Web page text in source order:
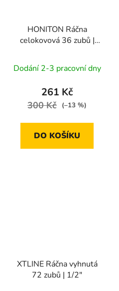
HONITON Ráčna
celokovová 36 zubů |
Dodání 2-3 pracovní dny
261 Kč
300 Kč (–13 %)
DO KOŠÍKU
XTLINE Ráčna vyhnutá
72 zubů | 1/2"